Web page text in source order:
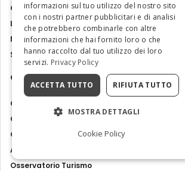
Cosa fare in Italia
Luoghi e Itinerari
Mostre, eventi e spettacoli
Storie e tradizioni
Contatti
Chi siamo
Collabora con noi
Contatti
Ambasciatrice dell'Eccellenza
Osservatorio Turismo
informazioni sul tuo utilizzo del nostro sito
con i nostri partner pubblicitari e di analisi
che potrebbero combinarle con altre
informazioni che hai fornito loro o che
hanno raccolto dal tuo utilizzo dei loro
servizi. Privacy Policy
ACCETTA TUTTO RIFIUTA TUTTO
MOSTRA DETTAGLI
Cookie Policy